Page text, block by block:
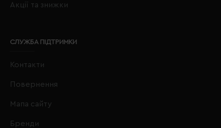
Акції та знижки
СЛУЖБА ПІДТРИМКИ
Контакти
Повернення
Мапа сайту
Бренди